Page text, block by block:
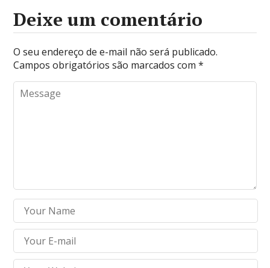
Deixe um comentário
O seu endereço de e-mail não será publicado.
Campos obrigatórios são marcados com*